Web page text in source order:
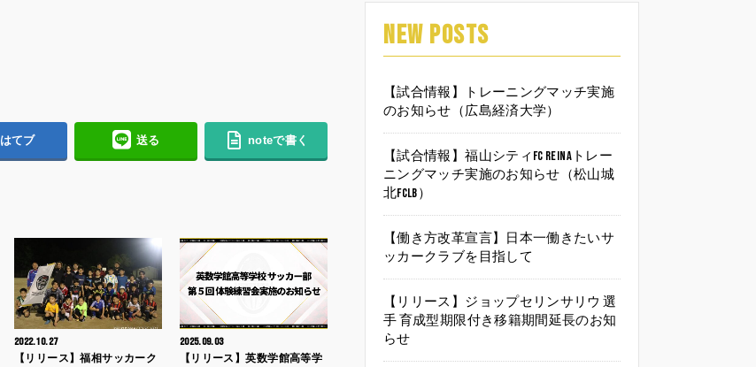
はてブ 送る noteで書く
2022.10.27
【リリース】福相サッカーク
2025.09.03
【リリース】英数学館高等学
NEW POSTS
【試合情報】トレーニングマッチ実施
のお知らせ（広島経済大学）
【試合情報】福山シティFC Reinaトレー
ニングマッチ実施のお知らせ（松山城
北FCLB）
【働き方改革宣言】日本一働きたいサ
ッカークラブを目指して
【リリース】ジョップセリンサリウ 選
手 育成型期限付き移籍期間延長のお知
らせ